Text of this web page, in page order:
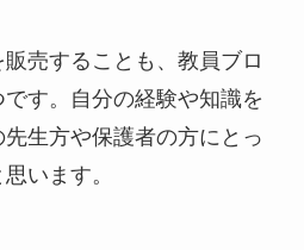
売することも、教員ブロ
す。自分の経験や知識を
生方や保護者の方にとっ
います。